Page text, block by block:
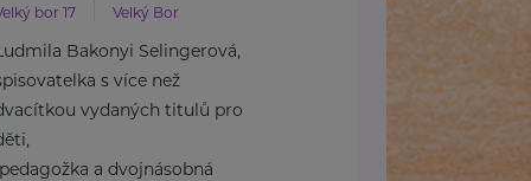
bor 17 Velký Bor
Bakonyi Selingerová,
s více než
vydaných titulů pro
pedagožka a dvojnásobná